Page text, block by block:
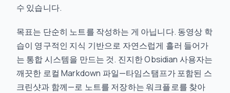
수 있습니다.
목표는 단순히 노트를 작성하는 게 아닙니다. 동영상 학
습이 영구적인 지식 기반으로 자연스럽게 흘러 들어가
는 통합 시스템을 만드는 것. 진지한 Obsidian 사용자는
깨끗한 로컬 Markdown 파일—타임스탬프가 포함된 스
크린샷과 함께—로 노트를 저장하는 워크플로를 찾아